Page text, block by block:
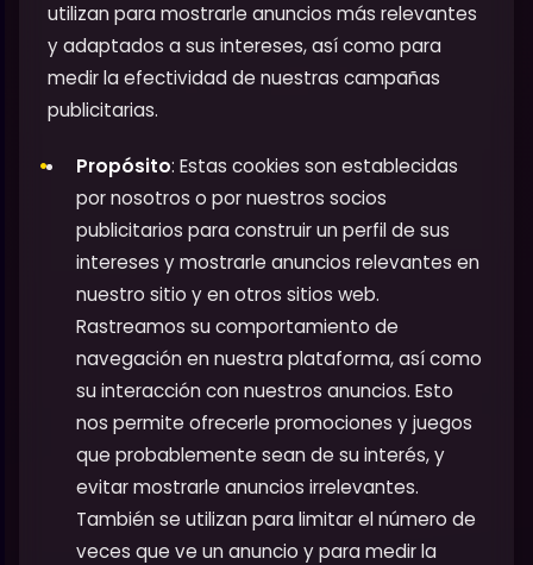
utilizan para mostrarle anuncios más relevantes
y adaptados a sus intereses, así como para
medir la efectividad de nuestras campañas
publicitarias.
Propósito: Estas cookies son establecidas
por nosotros o por nuestros socios
publicitarios para construir un perfil de sus
intereses y mostrarle anuncios relevantes en
nuestro sitio y en otros sitios web.
Rastreamos su comportamiento de
navegación en nuestra plataforma, así como
su interacción con nuestros anuncios. Esto
nos permite ofrecerle promociones y juegos
que probablemente sean de su interés, y
evitar mostrarle anuncios irrelevantes.
También se utilizan para limitar el número de
veces que ve un anuncio y para medir la